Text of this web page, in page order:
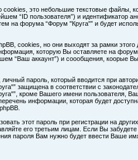
это небольшие текстовые файлы,
“ID пользователя”) и идентификатор
на форума “Форум "Круга"” и будет
cookies, но они выходят за рамки этого
которую Вы оставляете на
“Ваш аккаунт”) и соообщения, коорые
пароль, который вводится при
защищена в соответствии с
кроме Вашего имени пользователя,
информации, которая будет
этот пароль при регистрации на
его третьим лицам. Если Вы
пароля Вам нужно будет ввести Ваше